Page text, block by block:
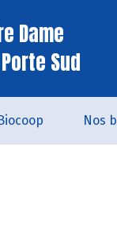
Dame
Sud
Nos